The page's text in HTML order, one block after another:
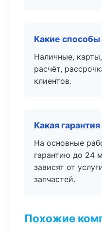
Какие
Наличные,
расчёт,
клиентов.
Какая
На основные
гарантию до 24
зависят от
запчастей.
Похожие